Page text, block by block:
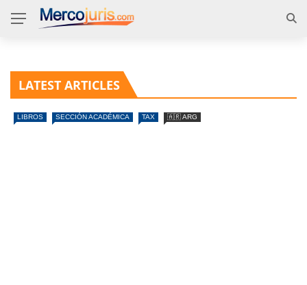
LATEST ARTICLES
LIBROS SECCIÓN ACADÉMICA TAX 🇦🇷 ARG